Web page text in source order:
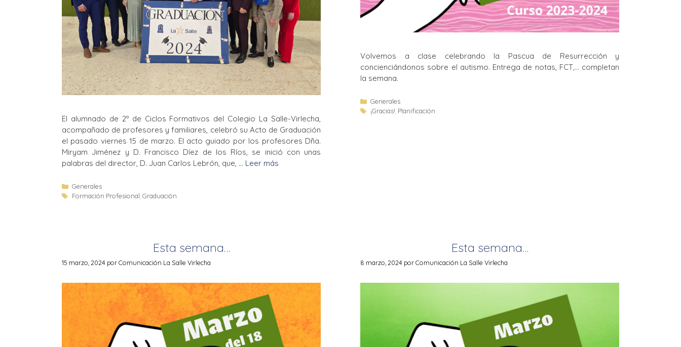
El alumnado de 2º de Ciclos Formativos del Colegio La Salle-Virlecha,
acompañado de profesores y familiares, celebró su Acto de Graduación
el pasado viernes 15 de marzo. El acto guiado por los profesores Dña.
Miryam Jiménez y D. Francisco Díez de los Ríos, se inició con unas
palabras del director, D. Juan Carlos Lebrón, que, … Leer más
Generales
Formación Profesional,Graduación
Volvemos a clase celebrando la Pascua de Resurrección y
concienciándonos sobre el autismo. Entrega de notas, FCT,… completan
la semana.
Generales
¡Gracias!, Planificación
Esta semana…
15 marzo, 2024 porComunicación La Salle Virlecha
Esta semana…
8 marzo, 2024 porComunicación La Salle Virlecha